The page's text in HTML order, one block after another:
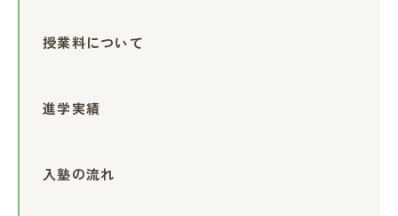
授業料について
進学実績
入塾の流れ